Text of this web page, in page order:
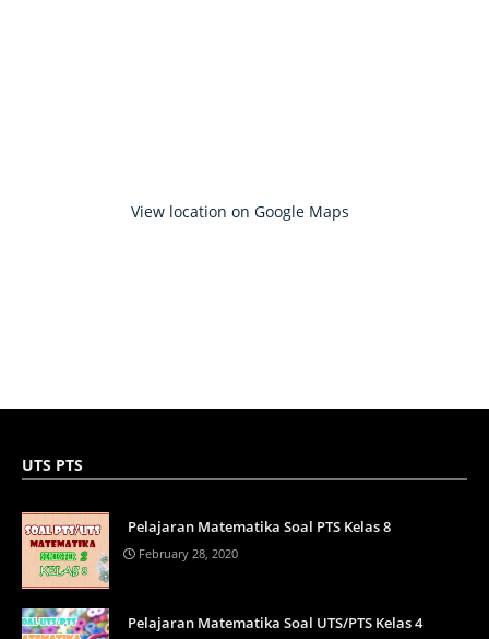
View location on Google Maps
UTS PTS
Pelajaran Matematika Soal PTS Kelas 8
February 28, 2020
Pelajaran Matematika Soal UTS/PTS Kelas 4